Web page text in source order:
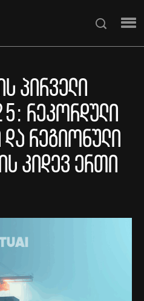
პირველი
რეკორდული
და რეგიონული
კიდევ ერთი